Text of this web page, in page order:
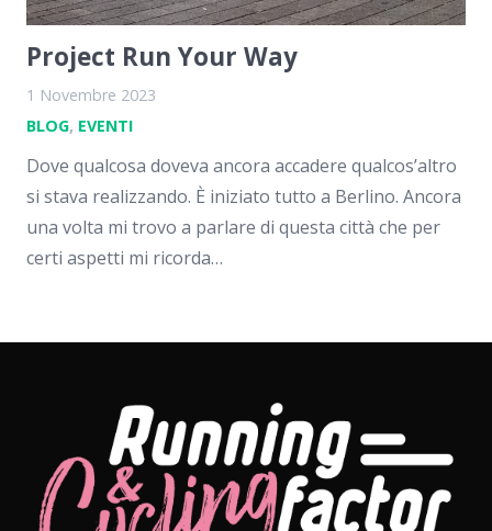
Project Run Your Way
1 Novembre 2023
BLOG, EVENTI
Dove qualcosa doveva ancora accadere qualcos’altro
si stava realizzando. È iniziato tutto a Berlino. Ancora
una volta mi trovo a parlare di questa città che per
certi aspetti mi ricorda…